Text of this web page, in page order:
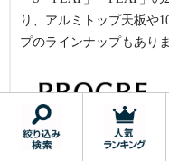
幅60cm
り、アルミトップ天板や
プのラインナップもありま